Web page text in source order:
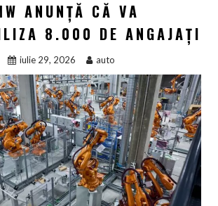
ANUNȚĂ CĂ VA
8.000 DE ANGAJAȚI
iulie 29, 2026 auto